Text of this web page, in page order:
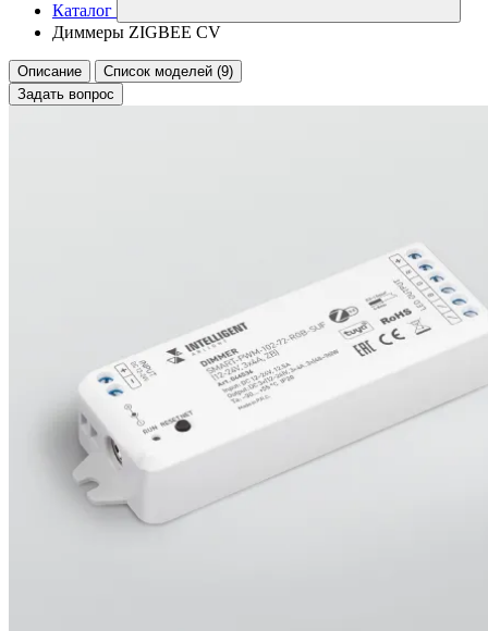
Каталог
Диммеры ZIGBEE CV
Описание
Список моделей (9)
Задать вопрос